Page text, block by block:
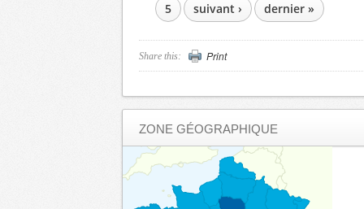
5 suivant › dernier »
Share this: Print
ZONE GÉOGRAPHIQUE